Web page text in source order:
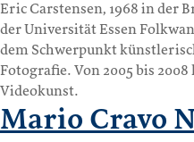
Eric Carstensen, 1968 in der
der Universität Essen
dem Schwerpunkt
Fotografie. Von 2005 bis
Videokunst.
Mario Cravo